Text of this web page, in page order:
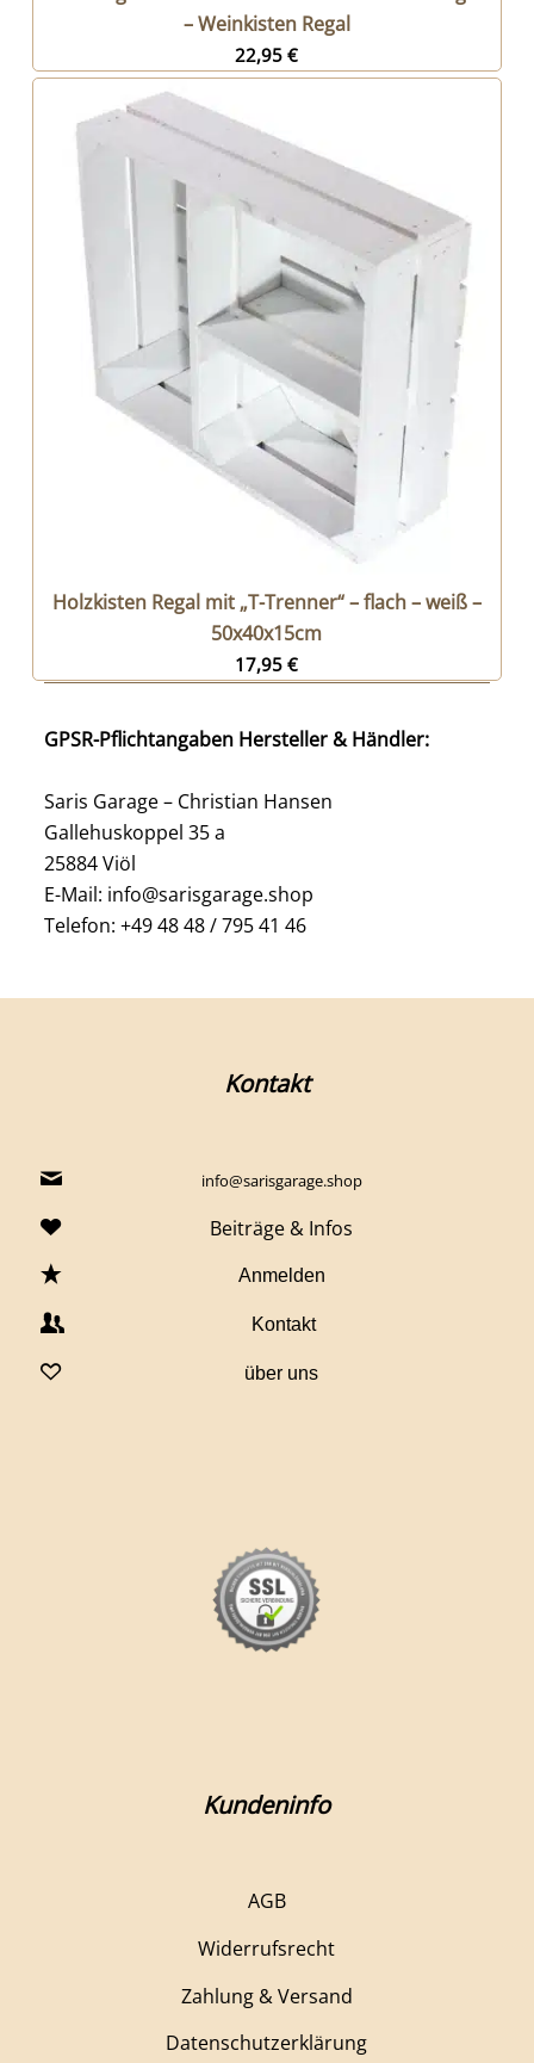
– Weinkisten Regal
22,95€
Holzkisten Regal mit „T-Trenner“ – flach – weiß –
50x40x15cm
17,95€
GPSR-Pflichtangaben Hersteller & Händler:
Saris Garage – Christian Hansen
Gallehuskoppel 35 a
25884 Viöl
E-Mail: info@sarisgarage.shop
Telefon: +49 48 48 / 795 41 46
Kontakt
info@sarisgarage.shop
Beiträge & Infos
Anmelden
Kontakt
über uns
Kundeninfo
AGB
Widerrufsrecht
Zahlung & Versand
Datenschutzerklärung